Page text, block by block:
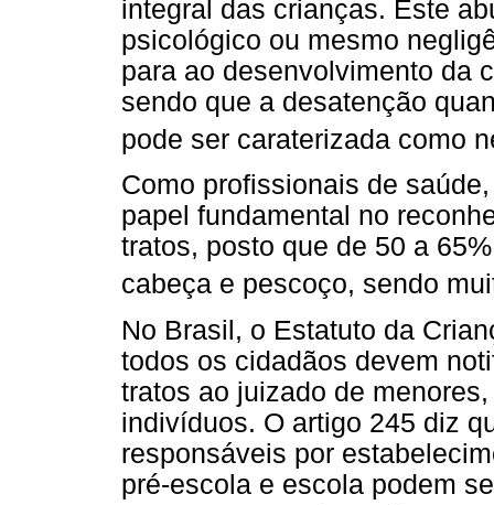
integral das crianças. Este
psicológico ou mesmo
para ao desenvolvimento da
sendo que a desatenção
pode ser caraterizada como
Como profissionais de
papel fundamental no
tratos, posto que de 50 a
cabeça e pescoço, sendo
No Brasil, o Estatuto da
todos os cidadãos devem
tratos ao juizado de
indivíduos. O artigo 245 diz
responsáveis por
pré-escola e escola podem